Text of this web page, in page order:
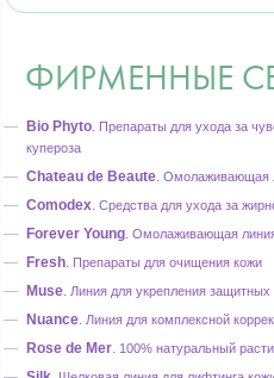
ФИРМЕННЫЕ
Bio Phyto. Препараты для ухода за
купероза
Chateau de Beaute. Омолаживающая
Comodex. Средства для ухода за
Forever Young. Омолаживающая
Fresh. Препараты для очищения кожи
Muse. Линия для укрепления
Nuance. Линия для комплексной
Rose de Mer. 100% натуральный